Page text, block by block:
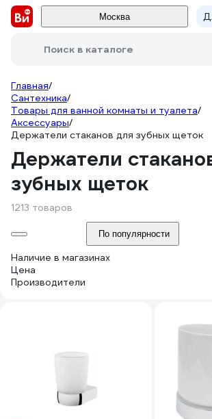
Москва
Поиск в каталоге
Главная/
Сантехника/
Товары для ванной комнаты и туалета/
Аксессуары/
Держатели стаканов для зубных щеток
Держатели
зубных щеток
1213 товаров
По популярности
Наличие в магазинах
Цена
Производители